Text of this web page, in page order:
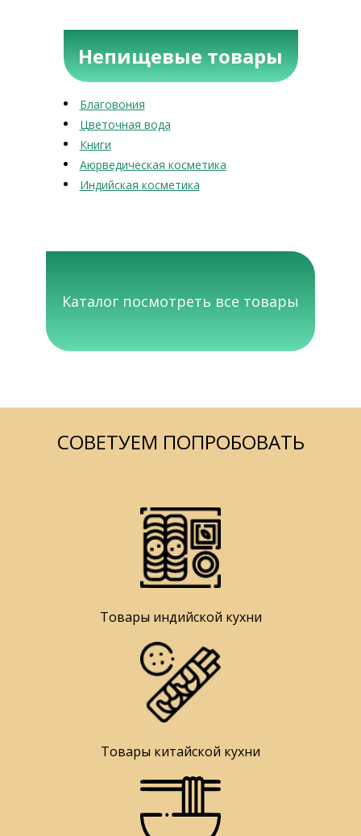
Непищевые товары
Благовония
Цветочная вода
Книги
Аюрведическая косметика
Индийская косметика
Каталог посмотреть все товары
СОВЕТУЕМ ПОПРОБОВАТЬ
Товары индийской кухни
Товары китайской кухни